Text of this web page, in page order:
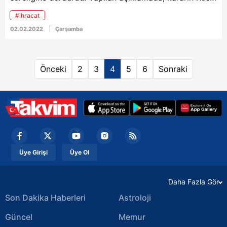
çiftçileri korumaya yönelik bir adım olduğu belirtildi.
#ihracat
02.02.2022 Çarşamba
Önceki 2 3 4 5 6 Sonraki
Üye Girişi Üye Ol
Daha Fazla Gör
Son Dakika Haberleri
Güncel
Astroloji
Memur